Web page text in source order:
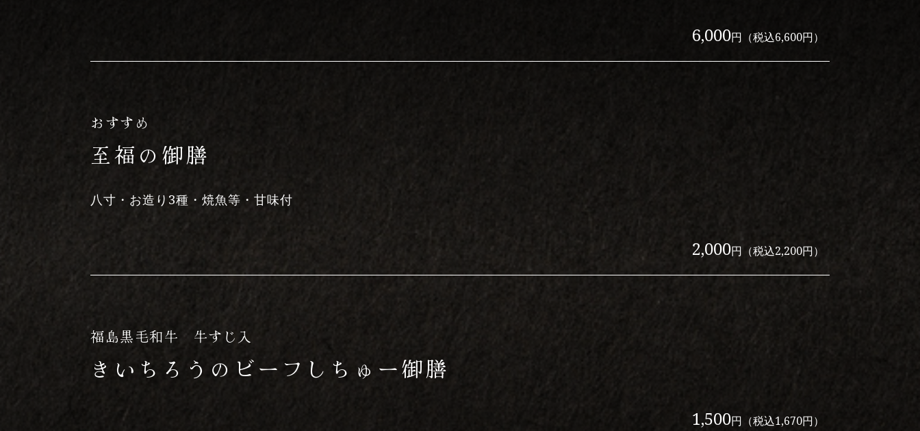
6,000円（税込6,600円）
おすすめ
至福の御膳
八寸・お造り3種・焼魚等・甘味付
2,000円（税込2,200円）
福島黒毛和牛 牛すじ入
きいちろうの ビーフしちゅー御膳
1,500円（税込1,670円）